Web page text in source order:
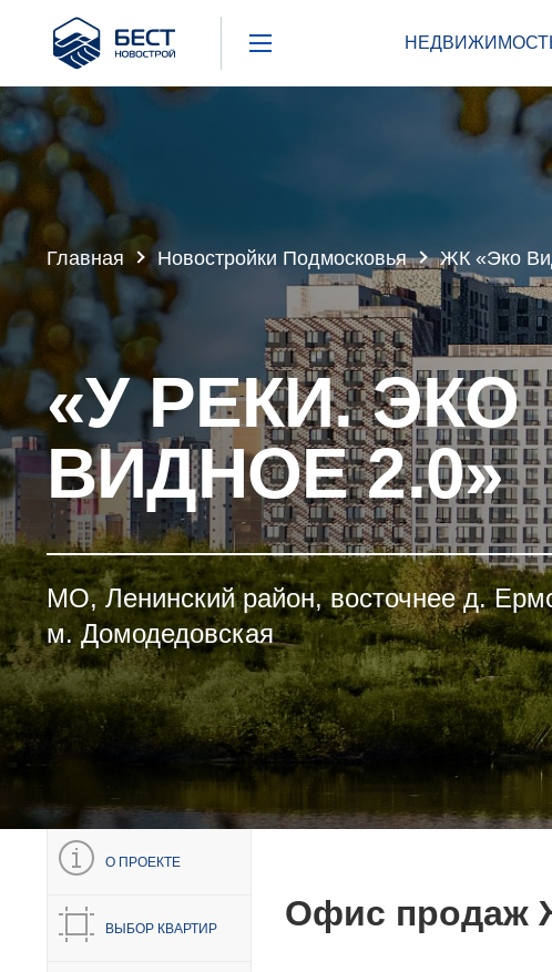
Бест
Новострой
Главная Новостройки Подмосковья ЖК «Эко
«У РЕКИ. ЭКО
ВИДНОЕ 2.0»
МО, Ленинский район, восточнее д.
м. Домодедовская
О ПРОЕКТЕ
ВЫБОР КВАРТИР Офис продаж